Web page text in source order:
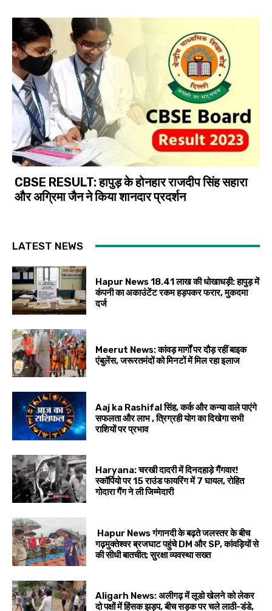
CBSE RESULT: हापुड़ के होनहार राजदीप सिंह सहारा
और अग्रिमा जैन ने किया शानदार प्रदर्शन
LATEST NEWS
Hapur News 18.41 लाख की धोखाधड़ी: हापुड़ में
कंपनी का अकाउंटेंट रकम हड़पकर फरार, मुकदमा
दर्ज
Meerut News: कांवड़ मार्गों पर दौड़ रहीं बाइक
एंबुलेंस, जरूरतमंदों को मिनटों में मिल रहा इलाज
Aaj ka Rashifal सिंह, कर्क और कन्या वाले पाएंगे
सफलता और लाभ , त्रिग्रही योग का दिखेगा सभी
राशियों पर प्रभाव
Haryana: चरखी दादरी में दिनदहाड़े गैंगवार!
स्कॉर्पियो पर 15 राउंड फायरिंग में 7 घायल, रोहित
गोदारा गैंग ने ली जिम्मेदारी
Hapur News गंगानदी के बढ़ते जलस्तर के बीच
गढ़मुक्तेश्वर ब्रजघाट पहुंचे DM और SP, कांवड़ियों से
की सीधी बातचीत; सुरक्षा व्यवस्था सख्त
Aligarh News: अलीगढ़ में लूडो खेलने को लेकर
दो पक्षों में हिंसक झड़प, बीच सड़क पर चले लाठी-डंडे,